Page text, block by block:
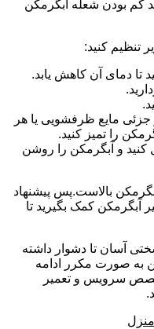
کم بودن شعله آبگرمکن
تنظیم کنید:
تا دمای آن کاهش یابد.
جزئی مایع ظرفشویی یا هر
را تمیز کنید.
و آبگرمکن را روشن
بالاست.پس پیشنهاد
کمک بگیرید تا
آسان تا دشوار داشته
به صورت مکرر ادامه
سرویس و تعمیر